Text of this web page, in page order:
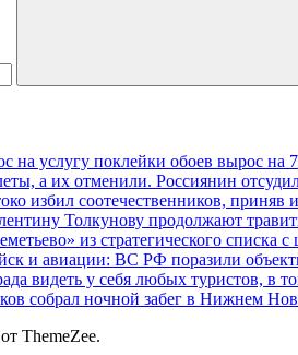
Поиск
на услугу поклейки обоев вырос на
а их отменили. Россиянин
избил соотечественников, приняв
Толкунову продолжают
из стратегического списка
и авиации: ВС РФ поразили
видеть у себя любых туристов, в
собрал ночной забег в Нижнем
ThemeZee.